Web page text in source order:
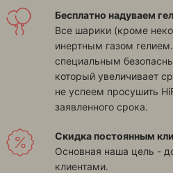
Бесплатно надуваем
Все шарики (кроме
инертным газом
специальным
который увеличивает
не успеем просушить
заявленного срока.
Скидка постоянным
Основная наша цель -
клиентами.